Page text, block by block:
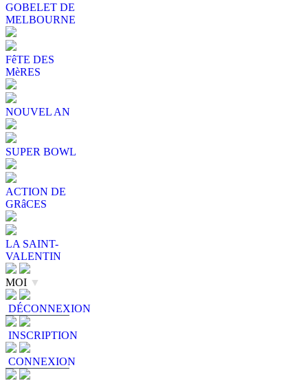
GOBELET DE
MELBOURNE
FêTE DES
MèRES
NOUVEL AN
SUPER BOWL
ACTION DE
GRâCES
LA SAINT-
VALENTIN
MOI ▼
DÉCONNEXION
INSCRIPTION
CONNEXION